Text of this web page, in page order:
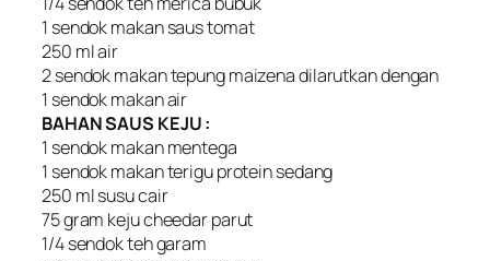
1 sendok makan saus tomat
250 ml air
2 sendok makan tepung maizena dilarutkan dengan
1 sendok makan air
BAHAN SAUS KEJU :
1 sendok makan mentega
1 sendok makan terigu protein sedang
250 ml susu cair
75 gram keju cheedar parut
1/4 sendok teh garam